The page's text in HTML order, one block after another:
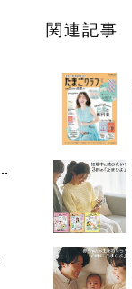
関連記事